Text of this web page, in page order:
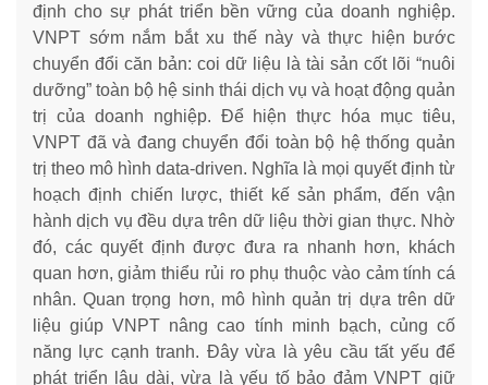
định cho sự phát triển bền vững của doanh nghiệp.
VNPT sớm nắm bắt xu thế này và thực hiện bước
chuyển đổi căn bản: coi dữ liệu là tài sản cốt lõi “nuôi
dưỡng” toàn bộ hệ sinh thái dịch vụ và hoạt động quản
trị của doanh nghiệp. Để hiện thực hóa mục tiêu,
VNPT đã và đang chuyển đổi toàn bộ hệ thống quản
trị theo mô hình data-driven. Nghĩa là mọi quyết định từ
hoạch định chiến lược, thiết kế sản phẩm, đến vận
hành dịch vụ đều dựa trên dữ liệu thời gian thực. Nhờ
đó, các quyết định được đưa ra nhanh hơn, khách
quan hơn, giảm thiểu rủi ro phụ thuộc vào cảm tính cá
nhân. Quan trọng hơn, mô hình quản trị dựa trên dữ
liệu giúp VNPT nâng cao tính minh bạch, củng cố
năng lực cạnh tranh. Đây vừa là yêu cầu tất yếu để
phát triển lâu dài, vừa là yếu tố bảo đảm VNPT giữ